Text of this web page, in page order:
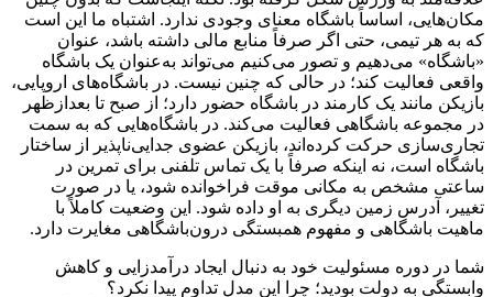
مکان‌هایی، اساساً باشگاه معنای وجودی ندارد. اشتباه ما این است
که به هر تیمی، حتی اگر صرفاً منابع مالی داشته باشد، عنوان
«باشگاه» می‌دهیم و تصور می‌کنیم می‌تواند به‌عنوان یک باشگاه
واقعی فعالیت کند؛ در حالی که چنین نیست. در باشگاه‌های اروپایی،
بازیکن مانند یک کارمند در باشگاه حضور دارد؛ از صبح تا بعدازظهر
در مجموعه باشگاهی فعالیت می‌کند. در باشگاه‌هایی که به سمت
تجاری‌سازی حرکت کرده‌اند، بازیکن عضوی جدایی‌ناپذیر از ساختار
باشگاه است، نه اینکه صرفاً با یک تماس تلفنی برای تمرین در
ساعتی مشخص به مکانی موقت فراخوانده شود، یا در صورت
تغییر، آدرس زمین دیگری به او داده شود. این وضعیت کاملاً با
ماهیت باشگاهی و مفهوم همبستگی درون‌باشگاهی مغایرت دارد.
شما در دوره مسئولیت خود به دنبال ایجاد درآمدزایی و کاهش
وابستگی به دولت بودید؛ چرا این مدل تداوم پیدا نکرد؟